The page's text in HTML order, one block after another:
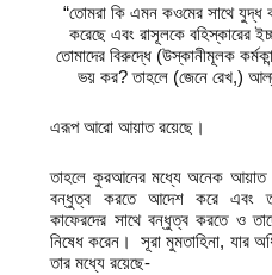
“তোমরা কি এমন কওমের সাথে যুদ্ধ
করেছে এবং রাসূলকে বহিস্কারের
তোমাদের বিরুদ্ধে (উস্কানীমূলক
ভয় কর? তাহলে (জেনে রেখ,)
এরূপ আরো আয়াত রয়েছে।
তাহলে কুরআনের মধ্যে অনেক আয়াত
বন্ধুত্ব করতে আদেশ করে এবং
কাফেরদের সাথে বন্ধুত্ব করতে ও
নিষেধ করেন। সূরা মুমতাহিনা, যার
তার মধ্যে রয়েছে-